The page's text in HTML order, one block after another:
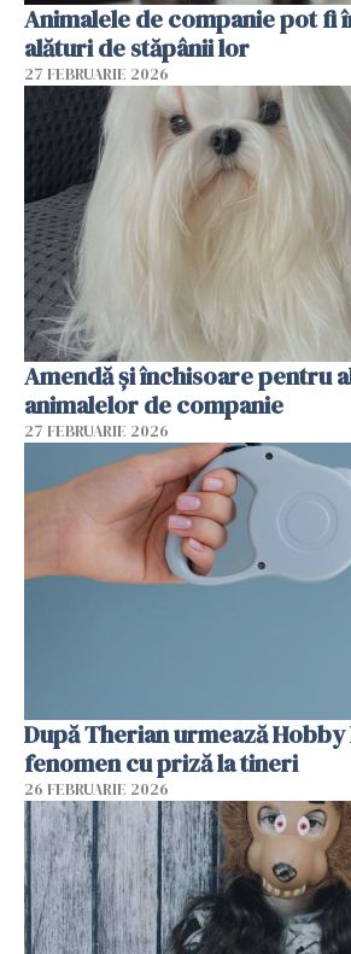
Animalele de companie pot fi
alături de stăpânii lor
27 FEBRUARIE 2026
Amendă și închisoare pentru
animalelor de companie
27 FEBRUARIE 2026
După Therian urmează
fenomen cu priză la tineri
26 FEBRUARIE 2026